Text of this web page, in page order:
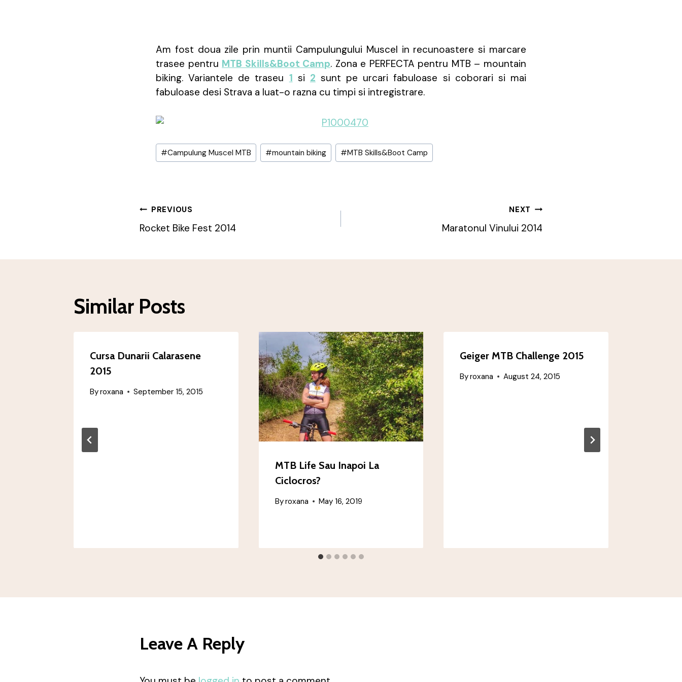
Am fost doua zile prin muntii Campulungului Muscel in recunoastere si marcare
trasee pentru MTB Skills&Boot Camp. Zona e PERFECTA pentru MTB – mountain
biking. Variantele de traseu 1 si 2 sunt pe urcari fabuloase si coborari si mai
fabuloase desi Strava a luat-o razna cu timpi si intregistrare.
Post
Tags:
#Campulung Muscel MTB #mountain biking #MTB Skills&Boot Camp
Post
PREVIOUS
Rocket Bike Fest 2014
NEXT
Maratonul Vinului 2014
Similar Posts
Cursa Dunarii Calarasene
2015
Byroxana September 15, 2015
MTB Life Sau Inapoi La
Ciclocros?
Byroxana May 16, 2019
Geiger MTB Challenge 2015
Byroxana August 24, 2015
Leave A Reply